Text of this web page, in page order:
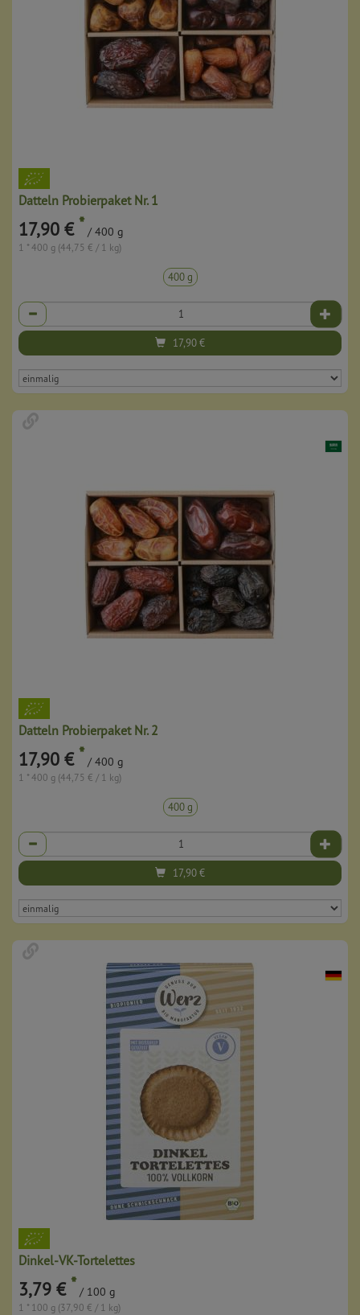
Datteln Probierpaket Nr. 1
17,90 € * / 400 g
1 * 400 g (44,75 € / 1 kg)
400 g
Anzahl
17,90€
Datteln Probierpaket Nr. 2
17,90 € * / 400 g
1 * 400 g (44,75 € / 1 kg)
400 g
Anzahl
17,90€
Dinkel-VK-Tortelettes
3,79 € * / 100 g
1 * 100 g (37,90 € / 1 kg)